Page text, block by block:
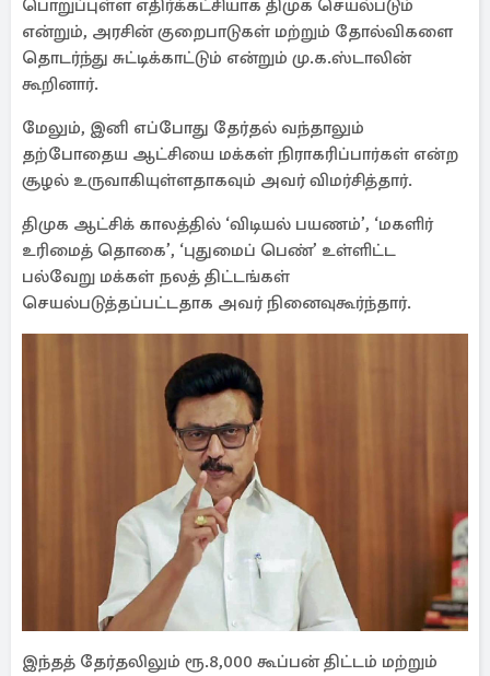
பொறுப்புள்ள எதிர்க்கட்சியாக திமுக செயல்படும்
என்றும், அரசின் குறைபாடுகள் மற்றும் தோல்விகளை
தொடர்ந்து சுட்டிக்காட்டும் என்றும் மு.க.ஸ்டாலின்
கூறினார்.
மேலும், இனி எப்போது தேர்தல் வந்தாலும்
தற்போதைய ஆட்சியை மக்கள் நிராகரிப்பார்கள் என்ற
சூழல் உருவாகியுள்ளதாகவும் அவர் விமர்சித்தார்.
திமுக ஆட்சிக் காலத்தில் ‘விடியல் பயணம்’, ‘மகளிர்
உரிமைத் தொகை’, ‘புதுமைப் பெண்’ உள்ளிட்ட
பல்வேறு மக்கள் நலத் திட்டங்கள்
செயல்படுத்தப்பட்டதாக அவர் நினைவுகூர்ந்தார்.
இந்தத் தேர்தலிலும் ரூ.8,000 கூப்பன் திட்டம் மற்றும்